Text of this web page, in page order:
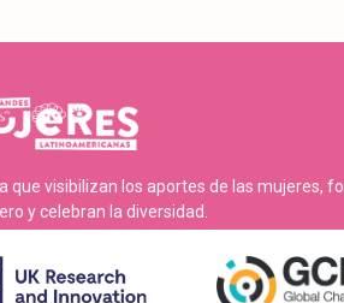
que visibilizan los aportes de las mujeres,
y celebran la diversidad.